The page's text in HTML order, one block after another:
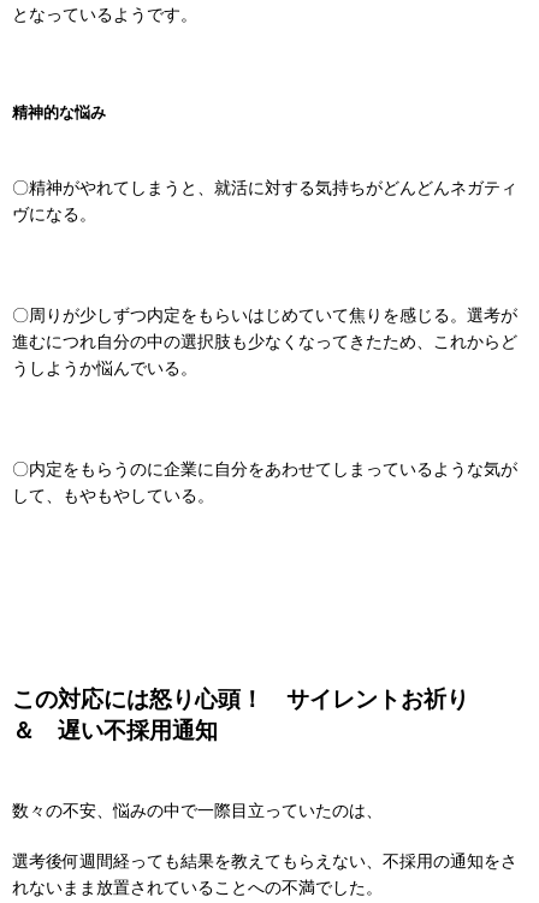
となっているようです。
精神的な悩み
〇精神がやれてしまうと、就活に対する気持ちがどんどんネガティ
ヴになる。
〇周りが少しずつ内定をもらいはじめていて焦りを感じる。選考が
進むにつれ自分の中の選択肢も少なくなってきたため、これからど
うしようか悩んでいる。
〇内定をもらうのに企業に自分をあわせてしまっているような気が
して、もやもやしている。
この対応には怒り心頭！ サイレントお祈り
＆ 遅い不採用通知
数々の不安、悩みの中で一際目立っていたのは、
選考後何週間経っても結果を教えてもらえない、不採用の通知をさ
れないまま放置されていることへの不満でした。